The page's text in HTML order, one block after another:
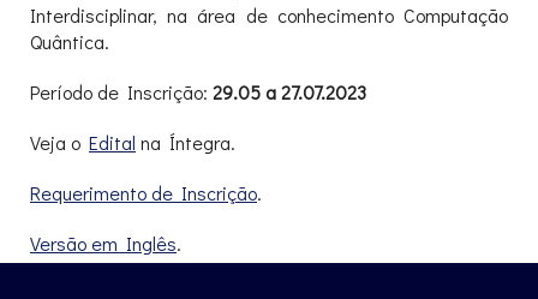
Interdisciplinar, na área de conhecimento Computação
Quântica.
Período de Inscrição: 29.05 a 27.07.2023
Veja o Edital na Íntegra.
Requerimento de Inscrição.
Versão em Inglês.